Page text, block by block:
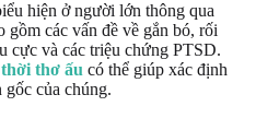
hiện ở người lớn thông qua
gồm các vấn đề về gắn bó, rối
cực và các triệu chứng PTSD.
thơ ấu có thể giúp xác định
của chúng.